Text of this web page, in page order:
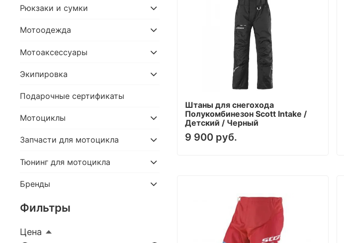
Штаны для снегохода
Полукомбинезон Scott Intake /
Детский / Черный
9 900 руб.
Рюкзаки и сумки
Мотоодежда
Мотоаксессуары
Экипировка
Подарочные сертификаты
Мотоциклы
Запчасти для мотоцикла
Тюнинг для мотоцикла
Бренды
Фильтры
Цена